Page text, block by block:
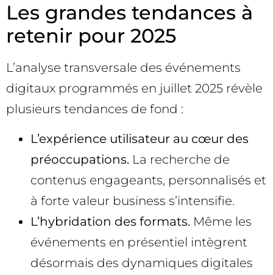
Les grandes tendances à
retenir pour 2025
L’analyse transversale des événements
digitaux programmés en juillet 2025 révèle
plusieurs tendances de fond :
L’expérience utilisateur au cœur des
préoccupations. La recherche de
contenus engageants, personnalisés et
à forte valeur business s’intensifie.
L’hybridation des formats. Même les
événements en présentiel intègrent
désormais des dynamiques digitales